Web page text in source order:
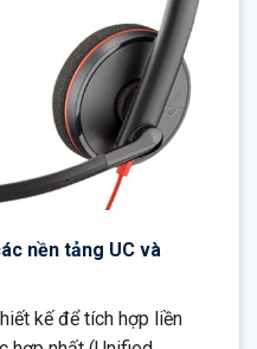
nền tảng UC và
kế để tích hợp liền